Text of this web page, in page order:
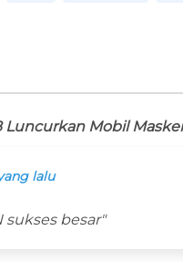
Luncurkan Mobil
lalu
sukses besar"